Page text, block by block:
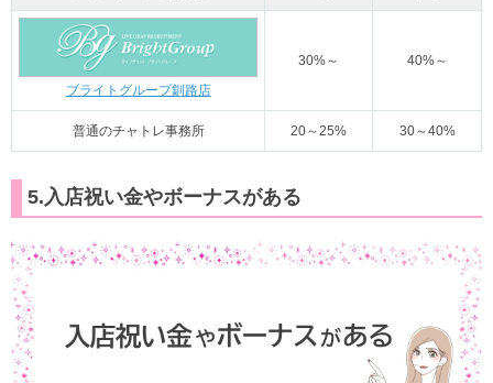
ブライトグループ釧路店
30%～ 40%～
普通のチャトレ事務所 20～25% 30～40%
5.入店祝い金やボーナスがある